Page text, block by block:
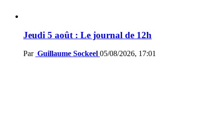
Jeudi 5 août : Le journal de 12h
Par Guillaume Sockeel 05/08/2026, 17:01